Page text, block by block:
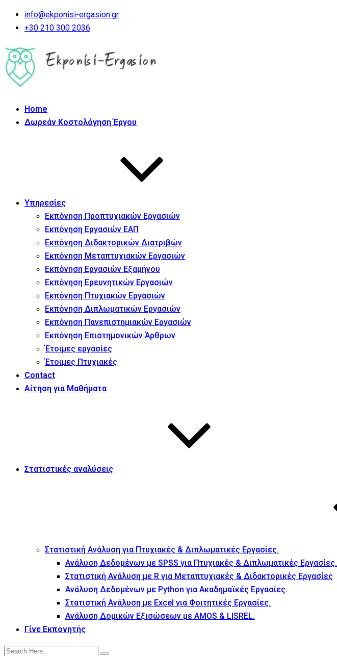
info@ekponisi-ergasion.gr
+30 210 300 2036
Home
Δωρεάν Κοστολόγηση Έργου
Υπηρεσίες
Εκπόνηση Προπτυχιακών Εργασιών
Εκπόνηση Εργασιών ΕΑΠ
Εκπόνηση Διδακτορικών Διατριβών
Εκπόνηση Μεταπτυχιακών Εργασιών
Εκπόνηση Εργασιών Εξαμήνου
Εκπόνηση Ερευνητικών Εργασιών
Εκπόνηση Πτυχιακών Εργασιών
Εκπόνηση Διπλωματικών Εργασιών
Εκπόνηση Πανεπιστημιακών Εργασιών
Εκπόνηση Επιστημονικών Άρθρων
Έτοιμες εργασίες
Έτοιμες Πτυχιακές
Contact
Αίτηση για Μαθήματα
Στατιστικές αναλύσεις
Στατιστική Ανάλυση για Πτυχιακές & Διπλωματικές Εργασίες.
Ανάλυση Δεδομένων με SPSS για Πτυχιακές & Διπλωματικές Εργασίες.
Στατιστική Ανάλυση με R για Μεταπτυχιακές & Διδακτορικές Εργασίες
Ανάλυση Δεδομένων με Python για Ακαδημαϊκές Εργασίες.
Στατιστική Ανάλυση με Excel για Φοιτητικές Εργασίες.
Ανάλυση Δομικών Εξισώσεων με AMOS & LISREL.
Γίνε Εκπονητής